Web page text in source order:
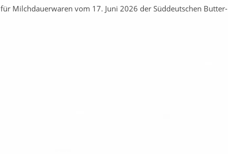
Milchdauerwaren vom 17. Juni 2026 der Süddeutschen Butter-